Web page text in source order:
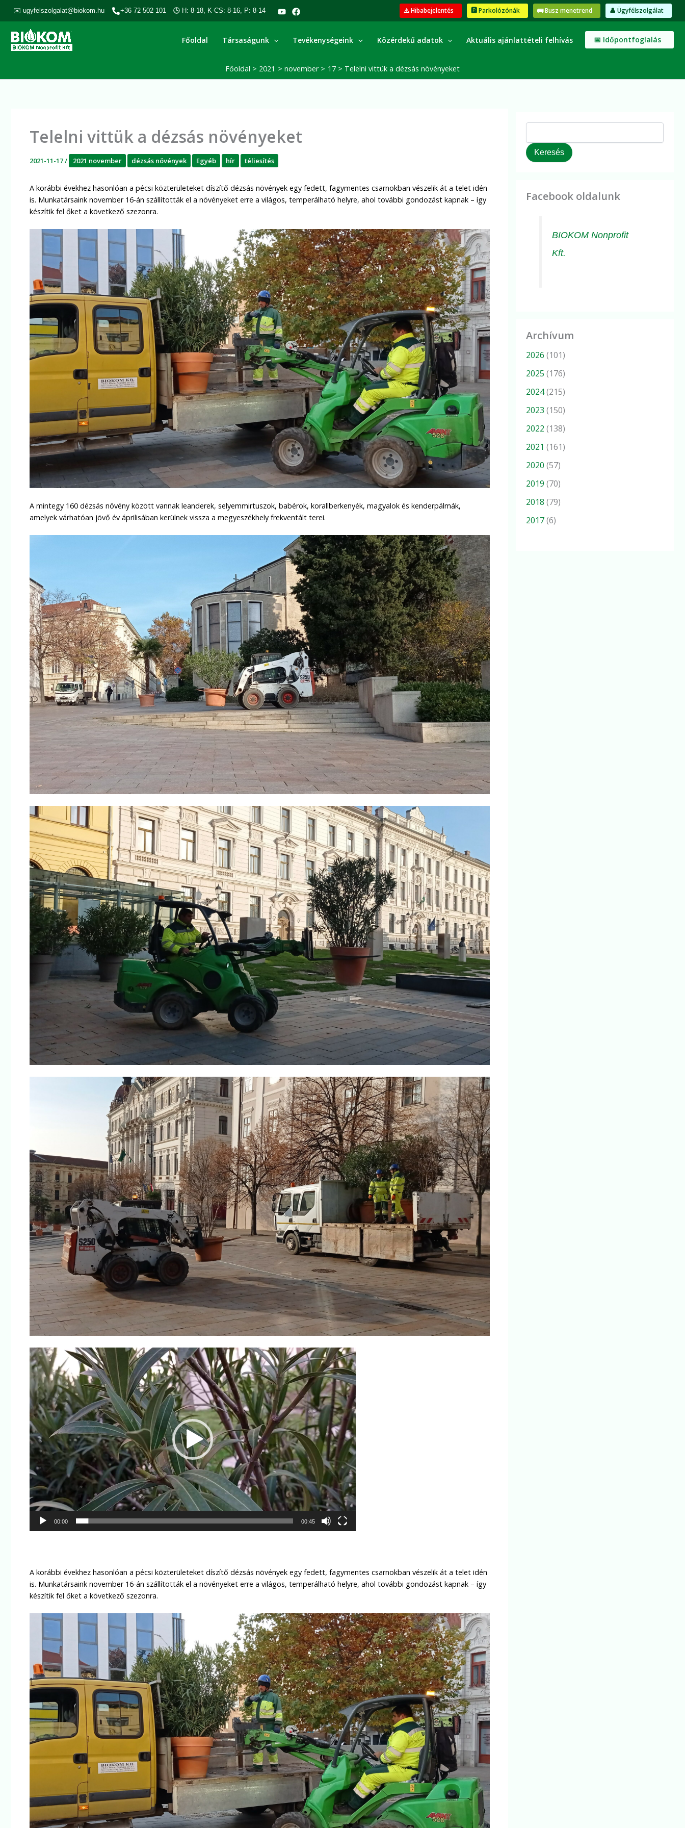
✉️ ugyfelszolgalat@biokom.hu +36 72 502 101 🕒 H: 8-18, K-CS: 8-16, P: 8-14 ⚠️ Hibabejelentés 🅿️ Parkolózónák 🚌 Busz menetrend 👤 Ügyfélszolgálat
Főoldal Társaságunk Tevékenységeink Közérdekű adatok Aktuális ajánlattételi felhívás 📅 Időpontfoglalás
Főoldal 2021 november 17 Telelni vittük a dézsás növényeket
Telelni vittük a dézsás növényeket
2021-11-17/ 2021 november dézsás növények Egyéb hír téliesítés
A korábbi évekhez hasonlóan a pécsi közterületeket díszítő dézsás növények egy fedett, fagymentes csarnokban vészelik át a telet idén
is. Munkatársaink november 16-án szállították el a növényeket erre a világos, temperálható helyre, ahol további gondozást kapnak – így
készítik fel őket a következő szezonra.
A mintegy 160 dézsás növény között vannak leanderek, selyemmirtuszok, babérok, korallberkenyék, magyalok és kenderpálmák,
amelyek várhatóan jövő év áprilisában kerülnek vissza a megyeszékhely frekventált terei.
Videólejátszó
00:00 00:45
A korábbi évekhez hasonlóan a pécsi közterületeket díszítő dézsás növények egy fedett, fagymentes csarnokban vészelik át a telet idén
is. Munkatársaink november 16-án szállították el a növényeket erre a világos, temperálható helyre, ahol további gondozást kapnak – így
készítik fel őket a következő szezonra.
K
s
Keresés
Facebook oldalunk
BIOKOM Nonprofit
Kft.
Archívum
2026 (101)
2025 (176)
2024(215)
2023 (150)
2022 (138)
2021 (161)
2020 (57)
2019 (70)
2018 (79)
2017(6)